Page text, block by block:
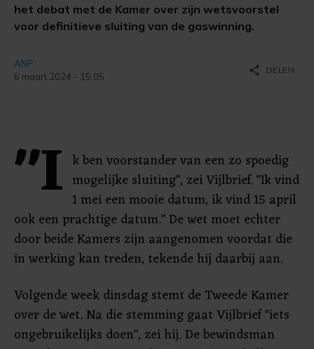
het debat met de Kamer over zijn wetsvoorstel
voor definitieve sluiting van de gaswinning.
ANP
6 maart 2024 - 15:05
share DELEN
"I k ben voorstander van een zo spoedig
mogelijke sluiting", zei Vijlbrief. "Ik vind
1 mei een mooie datum, ik vind 15 april
ook een prachtige datum." De wet moet echter
door beide Kamers zijn aangenomen voordat die
in werking kan treden, tekende hij daarbij aan.
Volgende week dinsdag stemt de Tweede Kamer
over de wet. Na die stemming gaat Vijlbrief "iets
ongebruikelijks doen", zei hij. De bewindsman